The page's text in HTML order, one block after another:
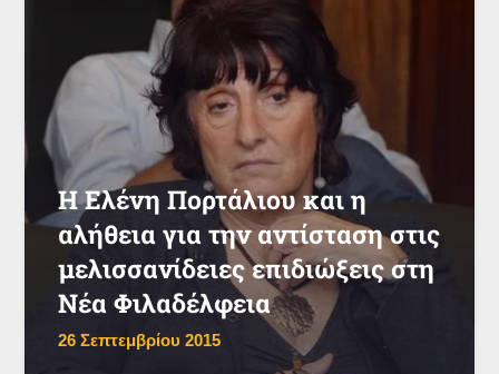
Η Ελένη Πορτάλιου και η
αλήθεια για την αντίσταση στις
μελισσανίδειες επιδιώξεις στη
Νέα Φιλαδέλφεια
26 Σεπτεμβρίου 2015